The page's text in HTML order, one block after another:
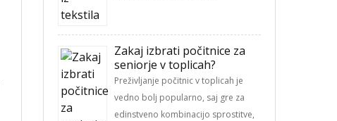
Zakaj izbrati počitnice za
seniorje v toplicah?
Preživljanje počitnic v toplicah je
vedno bolj popularno, saj gre za
edinstveno kombinacijo sprostitve,